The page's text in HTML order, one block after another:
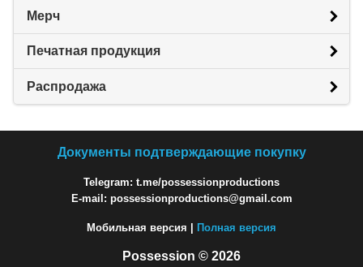
Мерч
Печатная продукция
Распродажа
Документы подтверждающие покупку
Telegram: t.me/possessionproductions
E-mail: possessionproductions@gmail.com
Мобильная версия | Полная версия
Possession © 2026